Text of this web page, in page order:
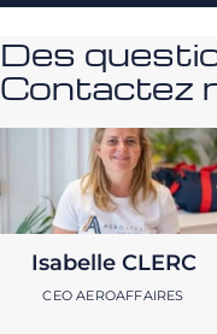
Des
Contactez
Isabelle CLERC
CEO AEROAFFAIRES